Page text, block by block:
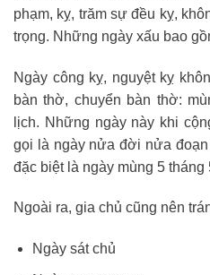
phạm, kỵ, trăm sự đều kỵ,
trọng. Những ngày xấu bao
Ngày công kỵ, nguyệt kỵ
bàn thờ, chuyển bàn thờ:
lịch. Những ngày này khi
gọi là ngày nửa đời nửa
đặc biệt là ngày mùng 5 tháng
Ngoài ra, gia chủ cũng nên
Ngày sát chủ